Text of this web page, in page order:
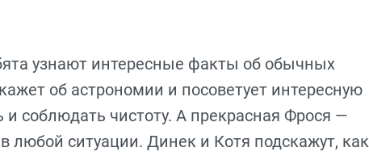
узнают интересные факты об обычных
об астрономии и посоветует интересную
и соблюдать чистоту. А прекрасная Фрося —
любой ситуации. Динек и Котя подскажут, как